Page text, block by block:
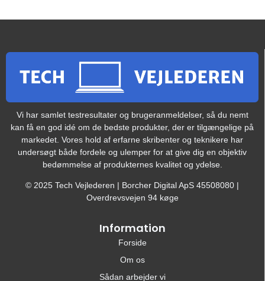
Vi har samlet testresultater og brugeranmeldelser, så du nemt
kan få en god idé om de bedste produkter, der er tilgængelige på
markedet. Vores hold af erfarne skribenter og teknikere har
undersøgt både fordele og ulemper for at give dig en objektiv
bedømmelse af produkternes kvalitet og ydelse.
© 2025 Tech Vejlederen | Borcher Digital ApS 45508080 |
Overdrevsvejen 94 køge
Information
Forside
Om os
Sådan arbejder vi